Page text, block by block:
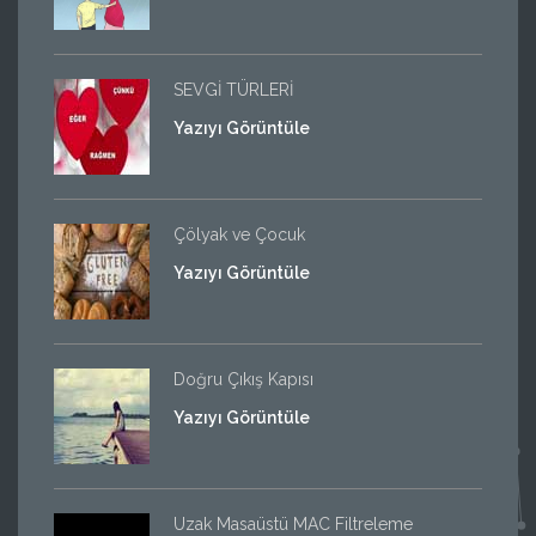
SEVGİ TÜRLERİ
Yazıyı Görüntüle
Çölyak ve Çocuk
Yazıyı Görüntüle
Doğru Çıkış Kapısı
Yazıyı Görüntüle
Uzak Masaüstü MAC Filtreleme